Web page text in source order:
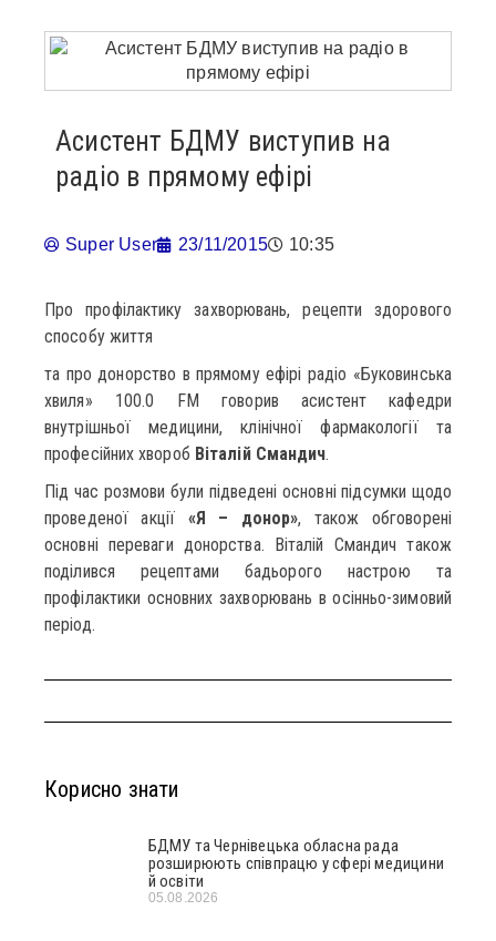
Асистент БДМУ виступив на
радіо в прямому ефірі
Super User 23/11/2015 10:35
Про профілактику захворювань, рецепти здорового
способу життя
та про донорство в прямому ефірі радіо «Буковинська
хвиля» 100.0 FМ говорив асистент кафедри
внутрішньої медицини, клінічної фармакології та
професійних хвороб Віталій Смандич.
Під час розмови були підведені основні підсумки щодо
проведеної акції «Я – донор», також обговорені
основні переваги донорства. Віталій Смандич також
поділився рецептами бадьорого настрою та
профілактики основних захворювань в осінньо-зимовий
період.
Корисно знати
БДМУ та Чернівецька обласна рада
розширюють співпрацю у сфері медицини
й освіти
05.08.2026